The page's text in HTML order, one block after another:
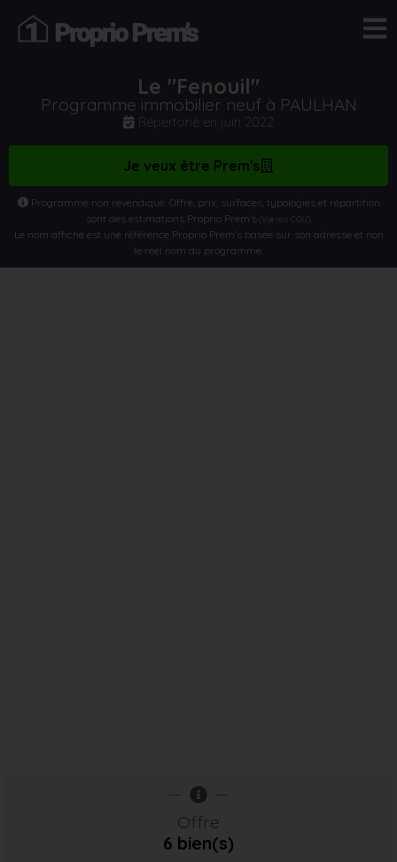
Le "Fenouil"
Programme immobilier neuf à PAULHAN
Répertorié en juin 2022
Je veux être Prem's
Programme non revendiqué. Offre, prix, surfaces, typologies et répartition
sont des estimations Proprio Prem’s(Voir nos CGU)
Le nom affiché est une référence Proprio Prem’s basée sur son adresse et non
le réel nom du programme.
Offre
6 bien(s)